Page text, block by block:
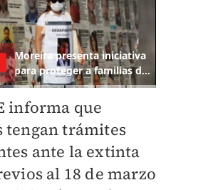
informa que
tengan trámites
ante la extinta
al 18 de marzo